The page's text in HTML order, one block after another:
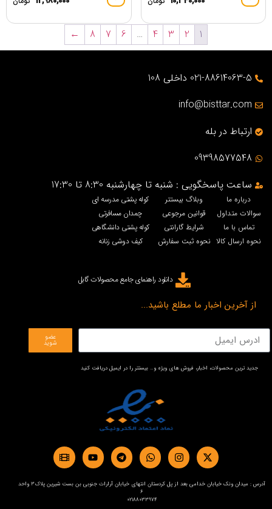
3
4
…
6
7
8
←
021-88614063-5 داخلی 108
info@bisttar.com
ارتباط در بله
09398577548
ساعت پاسخگویی : شنبه تا چهارشنبه 8:30 تا 17:30
درباره ما
متداول
تماس با ما
ارسال کالا
وبلاگ بیستتر
قوانین مرجوعی
شرایط گارانتی
نحوه ثبت سفارش
کوله پشتی مدرسه ای
چمدان مسافرتی
کوله پشتی دانشگاهی
کیف دوشی زنانه
دانلود راهنمای جامع محصولات گابل
آخرین اخبار ما مطلع باشید...
ترین محصولات، اخبار، فروش های ویژه و… بیستتر را در ایمیل دریافت کنید
آدرس : میدان ونک خیابان خدامی بعد از پل کردستان انتهای خیابان آرارات جنوبی بن بست شیرین پلاک3 واحد
02188033974